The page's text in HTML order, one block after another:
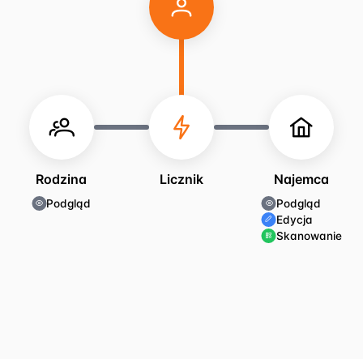
Rodzina
Podgląd
Licznik Najemca
Podgląd
Edycja
Skanowanie